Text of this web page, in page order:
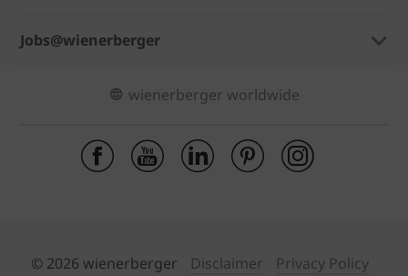
Jobs@wienerberger
wienerberger worldwide
© 2026 wienerberger Disclaimer Privacy Policy